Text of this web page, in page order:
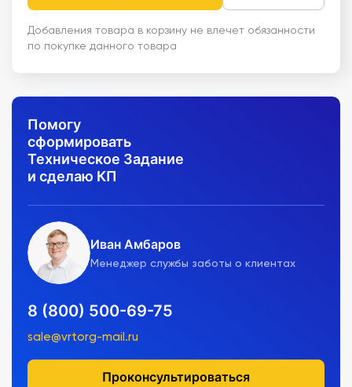
Добавления товара в корзину не влечет обязанности
по покупке данного товара
Помогу
сформировать
Техническое Задание
и сделаю КП
Иван Амбаров
Менеджер службы заботы о клиентах
8 (800) 500-69-75
sale@vrtorg-mail.ru
Проконсультироваться